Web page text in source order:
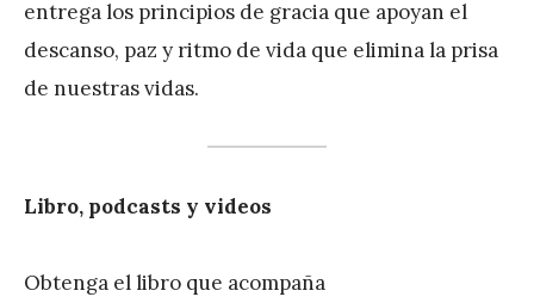
entrega los principios de gracia que apoyan el
descanso, paz y ritmo de vida que elimina la prisa
de nuestras vidas.
Libro, podcasts y videos
Obtenga el libro que acompaña